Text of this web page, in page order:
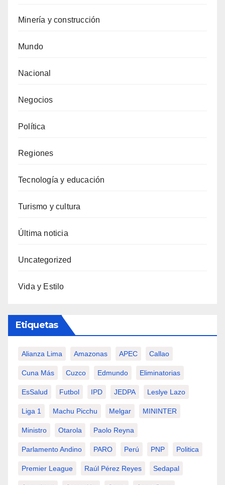
Minería y construcción
Mundo
Nacional
Negocios
Política
Regiones
Tecnología y educación
Turismo y cultura
Última noticia
Uncategorized
Vida y Estilo
Etiquetas
Alianza Lima Amazonas APEC Callao
Cuna Más Cuzco Edmundo Eliminatorias
EsSalud Futbol IPD JEDPA Leslye Lazo
Liga 1 Machu Picchu Melgar MININTER
Ministro Otarola Paolo Reyna
Parlamento Andino PARO Perú PNP Politica
Premier League Raúl Pérez Reyes Sedapal